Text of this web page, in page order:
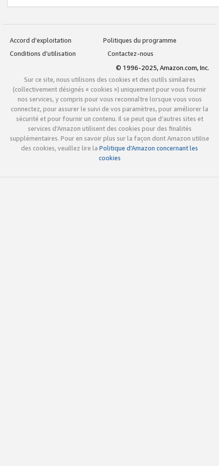
Accord d’exploitation
Politiques du programme
Conditions d’utilisation
Contactez-nous
© 1996-2025, Amazon.com, Inc.
Sur ce site, nous utilisons des cookies et des outils similaires
(collectivement désignés « cookies ») uniquement pour vous fournir
nos services, y compris pour vous reconnaître lorsque vous vous
connectez, pour assurer le suivi de vos paramètres, pour améliorer la
sécurité et pour fournir un contenu. Il se peut que d’autres sites et
services d’Amazon utilisent des cookies pour des finalités
supplémentaires. Pour en savoir plus sur la façon dont Amazon utilise
des cookies, veuillez lire la Politique d’Amazon concernant les
cookies